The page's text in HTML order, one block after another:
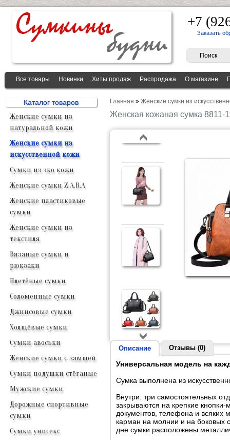
+7
Заказать
Все товары Новинки Хиты продаж Распродажа О магазине
Каталог товаров
Женские сумки из
натуральной кожи
Женские сумки из
искусственной кожи
Сумки из эко кожи
Женские сумки Z.A.R.A
Женские пластиковые
сумки
Женские сумки из
текстиля
Вязаные сумки и
рюкзаки
Плетёные сумки
Соломенные сумки
Джинсовые сумки
Холщёвые сумки
Сумки авоськи
Женские сумки с замшей
Сумки подушки стёганые
Мужские сумки
Дорожные спортивные
сумки
Сумки унисекс
Главная » Женские сумки из
Женская кожаная сумка 8811-
Описание Отзывы (0)
Универсальная модель на
Сумка выполнена из
Внутри: три самостоятельных
закрываются на крепкие
документов, телефона и всяких
карман на молнии и на боковых
дне сумки расположены